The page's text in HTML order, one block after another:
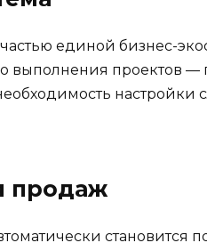
единой бизнес-
выполнения проектов —
продаж
становится